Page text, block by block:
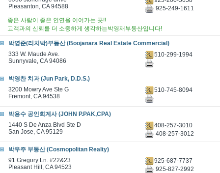
Pleasanton, CA 94588
925-249-1611
좋은 사람이 좋은 인연을 이어가는 곳!!
고객과의 신뢰를 더 소중하게 생각하는박영재부동산입니다!
박영준(리치박)부동산 (Boojanara Real Estate Commercial)
333 W. Maude Ave.
Sunnyvale, CA 94086
510-299-1994
박영찬 치과 (Jun Park, D.D.S.)
3200 Mowry Ave Ste G
Fremont, CA 94538
510-745-8094
박용수 공인회계사 (JOHN P.PAK,CPA)
1440 S De Anza Blvd Ste D
San Jose, CA 95129
408-257-3010
408-257-3012
박우주 부동산 (Cosmopolitan Realty)
91 Gregory Ln. #22&23
Pleasant Hill, CA 94523
925-687-7737
925-827-2992